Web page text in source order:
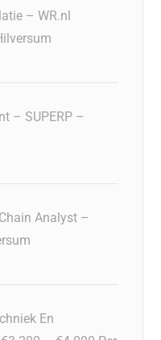
– WR.nl
– SUPERP –
Analyst –
En